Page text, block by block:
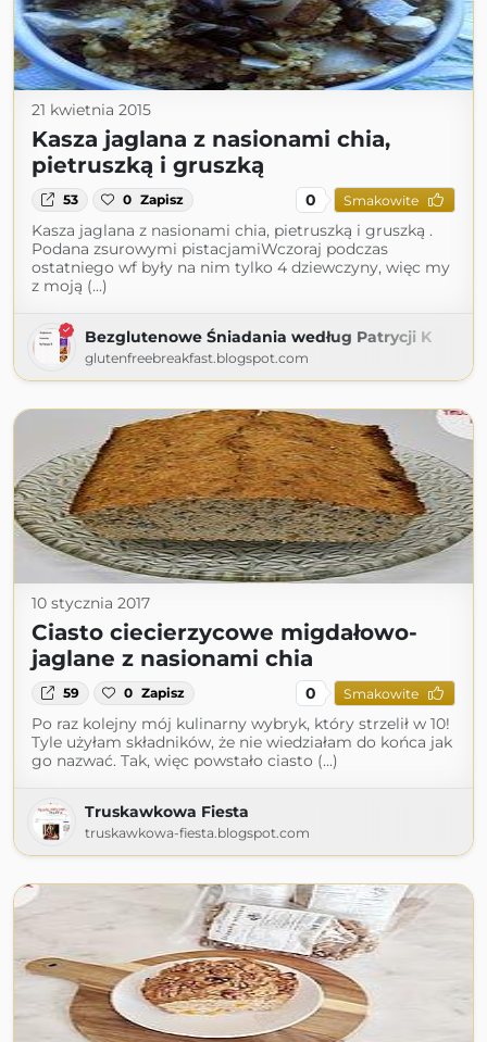
21 kwietnia 2015
Kasza jaglana z nasionami chia,
pietruszką i gruszką
53 0 Zapisz 0 Smakowite
Kasza jaglana z nasionami chia, pietruszką i gruszką .
Podana zsurowymi pistacjamiWczoraj podczas
ostatniego wf były na nim tylko 4 dziewczyny, więc my
z moją (...)
Bezglutenowe Śniadania według Patrycji K
glutenfreebreakfast.blogspot.com
10 stycznia 2017
Ciasto ciecierzycowe migdałowo-
jaglane z nasionami chia
59 0 Zapisz 0 Smakowite
Po raz kolejny mój kulinarny wybryk, który strzelił w 10!
Tyle użyłam składników, że nie wiedziałam do końca jak
go nazwać. Tak, więc powstało ciasto (...)
Truskawkowa Fiesta
truskawkowa-fiesta.blogspot.com